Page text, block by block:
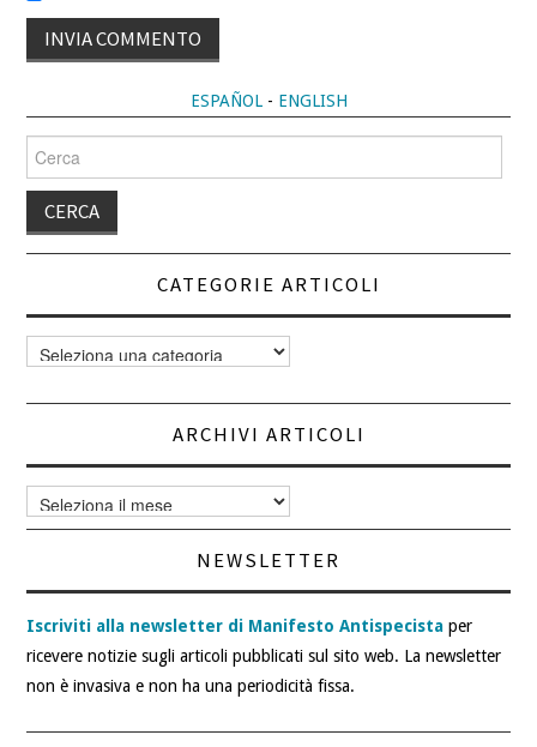
ESPAÑOL- ENGLISH
per:
CATEGORIE ARTICOLI
Categorie
articoli
ARCHIVI ARTICOLI
Archivi
articoli
NEWSLETTER
Iscriviti alla newsletter di Manifesto Antispecista per
ricevere notizie sugli articoli pubblicati sul sito web. La newsletter
non è invasiva e non ha una periodicità fissa.